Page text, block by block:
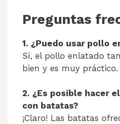
Preguntas
1. ¿Puedo usar pollo
Sí, el pollo enlatado
bien y es muy práctico.
2. ¿Es posible hacer
con batatas?
¡Claro! Las batatas